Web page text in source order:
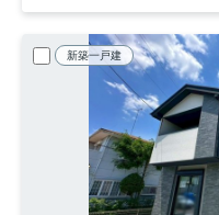
新築一戸建